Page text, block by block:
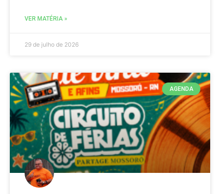
VER MATÉRIA »
29 de julho de 2026
AGENDA